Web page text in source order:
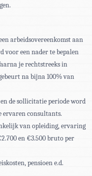
arbeidsovereenkomst aan
voor een nader te bepalen
je rechtstreeks in
na bijna 100% van
de sollicitatie periode word
ervaren consultants.
van opleiding, ervaring
en €3.500 bruto per
pensioen e.d.